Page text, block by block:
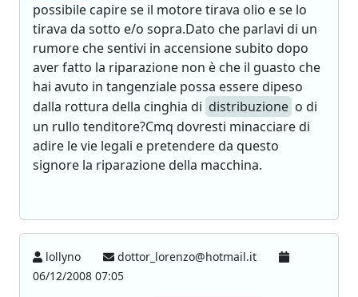
possibile capire se il motore tirava olio e se lo
tirava da sotto e/o sopra.Dato che parlavi di un
rumore che sentivi in accensione subito dopo
aver fatto la riparazione non è che il guasto che
hai avuto in tangenziale possa essere dipeso
dalla rottura della cinghia di distribuzione o di
un rullo tenditore?Cmq dovresti minacciare di
adire le vie legali e pretendere da questo
signore la riparazione della macchina.
lollyno
dottor_lorenzo@hotmail.it
06/12/2008 07:05